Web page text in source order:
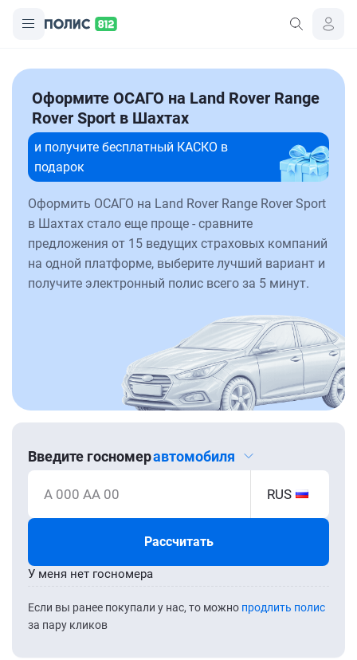
Оформите ОСАГО на Land Rover Range
Rover Sport в Шахтах
и получите бесплатный КАСКО в
подарок
Оформить ОСАГО на Land Rover Range Rover Sport
в Шахтах стало еще проще - сравните
предложения от 15 ведущих страховых компаний
на одной платформе, выберите лучший вариант и
получите электронный полис всего за 5 минут.
Введите госномеравтомобиля
А 000 АА 00 RUS
Рассчитать
Если вы ранее покупали у нас, то можно продлить полис
за пару кликов
У меня нет госномера